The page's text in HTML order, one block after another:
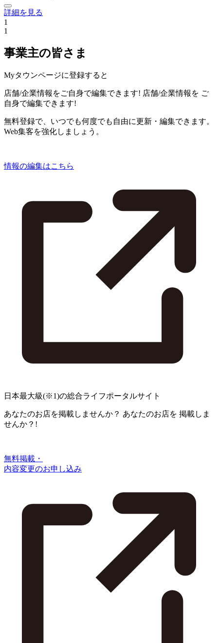
詳細を見る
1
1
事業主の皆さま
Myタウンページに登録すると
店舗/企業情報をご自身で編集できます! 店舗/企業情報を ご
自身で編集できます!
無料登録で、いつでも何度でも自由に更新・編集できます。
Web集客を強化しましょう。
情報の編集はこちら
日本最大級(※1)の総合ライフポータルサイト
あなたのお店を掲載しませんか？ あなたのお店を 掲載しま
せんか？!
無料掲載・
内容変更のお申し込み